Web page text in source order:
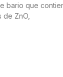
bario que
ZnO,